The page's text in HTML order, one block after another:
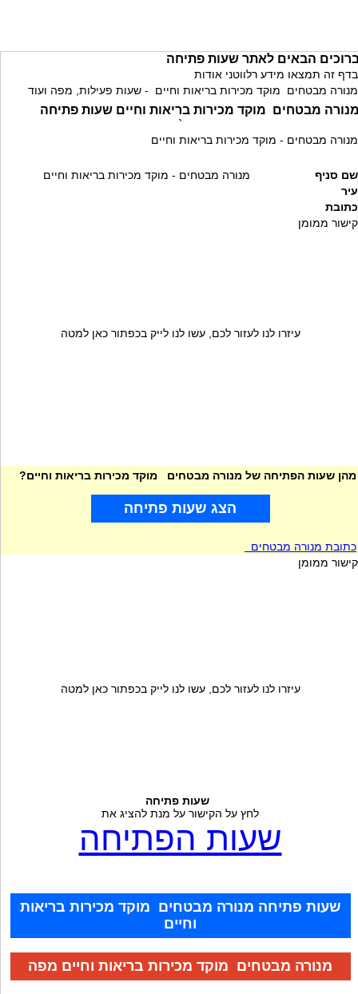
הבאים לאתר שעות פתיחה
בדף זה תמצאו מידע רלווטני אודות
מנורה מבטחים מוקד מכירות בריאות וחיים - שעות פעילות, מפה ועוד
מבטחים מוקד מכירות בריאות וחיים שעות פתיחה
`
מנורה מבטחים - מוקד מכירות בריאות וחיים
שם סניף
מנורה מבטחים - מוקד מכירות בריאות וחיים
עיר
כתובת
קישור ממומן
עיזרו לנו לעזור לכם, עשו לנו לייק בכפתור כאן למטה
מהן שעות הפתיחה של מנורה מבטחים מוקד מכירות בריאות וחיים?
הצג שעות פתיחה
כתובת מנורה מבטחים
קישור ממומן
עיזרו לנו לעזור לכם, עשו לנו לייק בכפתור כאן למטה
שעות פתיחה
לחץ על הקישור על מנת להציג את
שעות הפתיחה
שעות פתיחה מנורה מבטחים מוקד מכירות בריאות
וחיים
מנורה מבטחים מוקד מכירות בריאות וחיים מפה